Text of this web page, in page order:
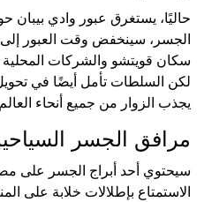
حاليًا، يستغرق عبور وادي بيبان
الجسر، سينخفض وقت العبور
سكان قويتشو والشركات المحلية
لكن السلطات تأمل أيضًا في
يجذب الزوار من جميع أنحاء
مرافق الجسر
سيحتوي أحد أبراج الجسر على
الاستمتاع بإطلالات خلابة على